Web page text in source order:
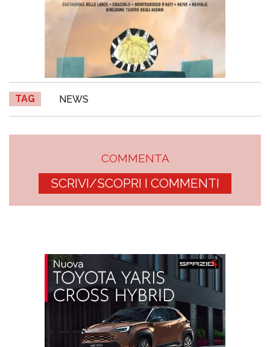
TAG NEWS
COMMENTA
SCRIVI/SCOPRI I COMMENTI